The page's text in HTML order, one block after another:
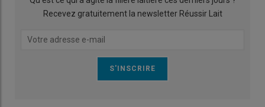
Recevez gratuitement la newsletter Réussir Lait